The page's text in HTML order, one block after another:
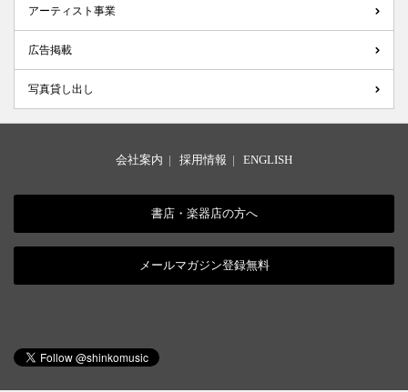
アーティスト事業
広告掲載
写真貸し出し
会社案内 | 採用情報 | ENGLISH
書店・楽器店の方へ
メールマガジン登録無料